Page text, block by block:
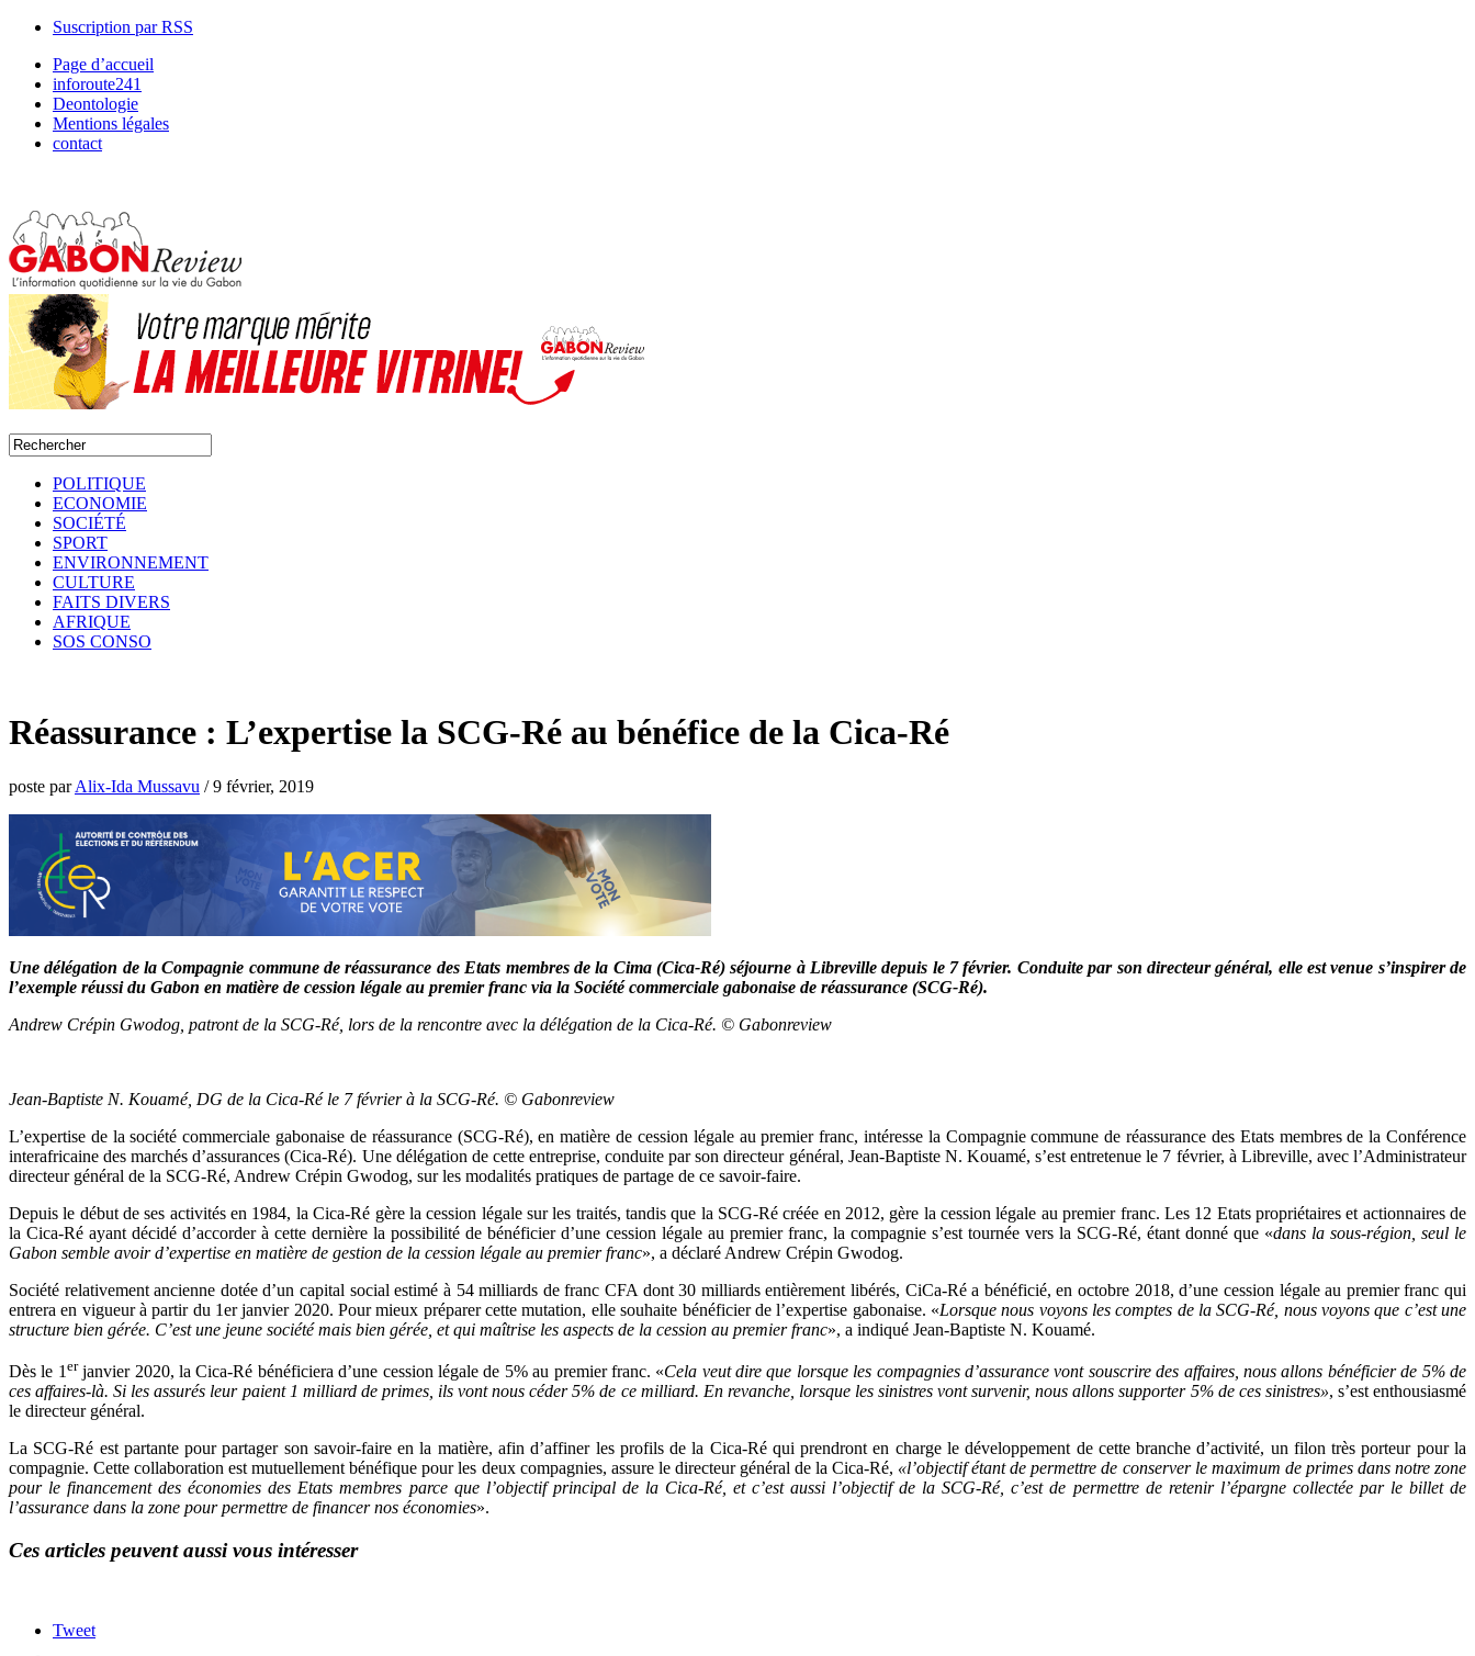
Suscription par RSS
Page d’accueil
inforoute241
Deontologie
Mentions légales
contact
POLITIQUE
ECONOMIE
SOCIÉTÉ
SPORT
ENVIRONNEMENT
CULTURE
FAITS DIVERS
AFRIQUE
SOS CONSO
Réassurance : L’expertise la SCG-Ré au bénéfice de la Cica-Ré
poste parAlix-Ida Mussavu /9 février, 2019
Une délégation de la Compagnie commune de réassurance des Etats membres de la Cima (Cica-Ré) séjourne à Libreville depuis le 7 février. Conduite par son directeur général, elle est venue s’inspirer de
l’exemple réussi du Gabon en matière de cession légale au premier franc via la Société commerciale gabonaise de réassurance (SCG-Ré).
Andrew Crépin Gwodog, patront de la SCG-Ré, lors de la rencontre avec la délégation de la Cica-Ré. © Gabonreview
Jean-Baptiste N. Kouamé, DG de la Cica-Ré le 7 février à la SCG-Ré. © Gabonreview
L’expertise de la société commerciale gabonaise de réassurance (SCG-Ré), en matière de cession légale au premier franc, intéresse la Compagnie commune de réassurance des Etats membres de la Conférence
interafricaine des marchés d’assurances (Cica-Ré). Une délégation de cette entreprise, conduite par son directeur général, Jean-Baptiste N. Kouamé, s’est entretenue le 7 février, à Libreville, avec l’Administrateur
directeur général de la SCG-Ré, Andrew Crépin Gwodog, sur les modalités pratiques de partage de ce savoir-faire.
Depuis le début de ses activités en 1984, la Cica-Ré gère la cession légale sur les traités, tandis que la SCG-Ré créée en 2012, gère la cession légale au premier franc. Les 12 Etats propriétaires et actionnaires de
la Cica-Ré ayant décidé d’accorder à cette dernière la possibilité de bénéficier d’une cession légale au premier franc, la compagnie s’est tournée vers la SCG-Ré, étant donné que «dans la sous-région, seul le
Gabon semble avoir d’expertise en matière de gestion de la cession légale au premier franc», a déclaré Andrew Crépin Gwodog.
Société relativement ancienne dotée d’un capital social estimé à 54 milliards de franc CFA dont 30 milliards entièrement libérés, CiCa-Ré a bénéficié, en octobre 2018, d’une cession légale au premier franc qui
entrera en vigueur à partir du 1er janvier 2020. Pour mieux préparer cette mutation, elle souhaite bénéficier de l’expertise gabonaise. «Lorsque nous voyons les comptes de la SCG-Ré, nous voyons que c’est une
structure bien gérée. C’est une jeune société mais bien gérée, et qui maîtrise les aspects de la cession au premier franc», a indiqué Jean-Baptiste N. Kouamé.
Dès le 1 erjanvier 2020, la Cica-Ré bénéficiera d’une cession légale de 5% au premier franc. «Cela veut dire que lorsque les compagnies d’assurance vont souscrire des affaires, nous allons bénéficier de 5% de
ces affaires-là. Si les assurés leur paient 1 milliard de primes, ils vont nous céder 5% de ce milliard. En revanche, lorsque les sinistres vont survenir, nous allons supporter 5% de ces sinistres», s’est enthousiasmé
le directeur général.
La SCG-Ré est partante pour partager son savoir-faire en la matière, afin d’affiner les profils de la Cica-Ré qui prendront en charge le développement de cette branche d’activité, un filon très porteur pour la
compagnie. Cette collaboration est mutuellement bénéfique pour les deux compagnies, assure le directeur général de la Cica-Ré, «l’objectif étant de permettre de conserver le maximum de primes dans notre zone
pour le financement des économies des Etats membres parce que l’objectif principal de la Cica-Ré, et c’est aussi l’objectif de la SCG-Ré, c’est de permettre de retenir l’épargne collectée par le billet de
l’assurance dans la zone pour permettre de financer nos économies».
Ces articles peuvent aussi vous intéresser
Tweet